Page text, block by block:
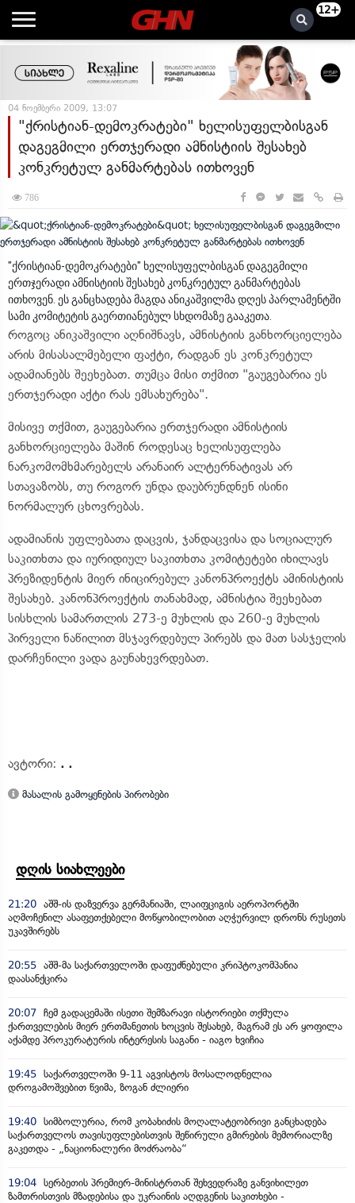
12+
04 ნოემბერი 2009, 13:07
"ქრისტიან-დემოკრატები" ხელისუფელბისგან
დაგეგმილი ერთჯერადი ამნისტიის შესახებ
კონკრეტულ განმარტებას ითხოვენ
786
"ქრისტიან-დემოკრატები" ხელისუფელბისგან დაგეგმილი
ერთჯერადი ამნისტიის შესახებ კონკრეტულ განმარტებას
ითხოვენ. ეს განცხადება მაგდა ანიკაშვილმა დღეს პარლამენტში
სამი კომიტეტის გაერთიანებულ სხდომაზე გააკეთა.
როგოც ანიკაშვილი აღნიშნავს, ამნისტიის განხორციელება
არის მისასალმებელი ფაქტი, რადგან ეს კონკრეტულ
ადამიანებს შეეხებათ. თუმცა მისი თქმით "გაუგებარია ეს
ერთჯერადი აქტი რას ემსახურება".
მისივე თქმით, გაუგებარია ერთჯერადი ამნისტიის
განხორციელება მაშინ როდესაც ხელისუფლება
ნარკომომხმარებელს არანაირ ალტერნატივას არ
სთავაზობს, თუ როგორ უნდა დაუბრუნდნენ ისინი
ნორმალურ ცხოვრებას.
ადამიანის უფლებათა დაცვის, ჯანდაცვისა და სოციალურ
საკითხთა და იურიდიულ საკითხთა კომიტეტები იხილავს
პრეზიდენტის მიერ ინიცირებულ კანონპროექტს ამინისტიის
შესახებ. კანონპროექტის თანახმად, ამნისტია შეეხებათ
სისხლის სამართლის 273-ე მუხლის და 260-ე მუხლის
პირველი ნაწილით მსჯავრდებულ პირებს და მათ სასჯელის
დარჩენილი ვადა გაუნახევრდებათ.
ავტორი: . .
მასალის გამოყენების პირობები
დღის სიახლეები
21:20 აშშ-ის დაზვერვა გერმანიაში, ლაიფციგის აეროპორტში
აღმოჩენილ ასაფეთქებელი მოწყობილობით აღჭურვილ დრონს რუსეთს
უკავშირებს
20:55 აშშ-მა საქართველოში დაფუძნებული კრიპტოკომპანია
დაასანქცირა
20:07 ჩემ გადაცემაში ისეთი შემზარავი ისტორიები თქმულა
ქართველების მიერ ერთმანეთის ხოცვის შესახებ, მაგრამ ეს არ ყოფილა
აქამდე პროკურატურის ინტერესის საგანი - იაგო ხვიჩია
19:45 საქართველოში 9-11 აგვისტოს მოსალოდნელია
დროგამოშვებით წვიმა, ზოგან ძლიერი
19:40 სიმბოლურია, რომ კობახიძის მოღალატეობრივი განცხადება
საქართველოს თავისუფლებისთვის შეწირული გმირების მემორიალზე
გაკეთდა - „ნაციონალური მოძრაობა“
19:04 სერბეთის პრემიერ-მინისტრთან შეხვედრაზე განვიხილეთ
ზამთრისთვის მზადებისა და უკრაინის აღდგენის საკითხები -